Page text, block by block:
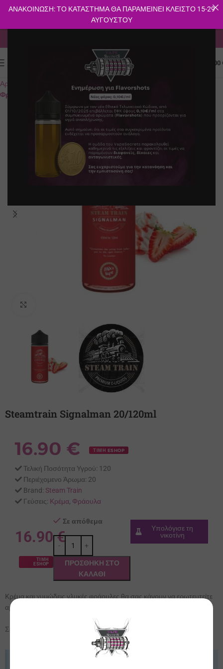
0.00
Αρχική σελίδα Υγρά Αναπλήρωσης
Φρούτα
Steamtrain Signalman 20/120ml
16.90 € ΤΙΜΗ ESHOP
Τελική Ποσότητα Υγρού: 120
Περιέχομενο Άρωμα: 20
Brand: Steam Train
Γεύσεις: Κρέμα, Φράουλα
16.90€
ΤΙΜΗ
ESHOP
Σε απόθεμα
ΠΡΟΣΘΉΚΗ ΣΤΟ
ΚΑΛΆΘΙ
Υπολόγισε τη
νικοτίνη
Kρέμα και χυμώδεις γλυκές φράουλες θα σας κάνουν να ερωτευτείτε
αμέσως!
Σας λέμε με σιγουριά.. ΔΕΝ έχετε δοκιμάσει κάτι καλύτερο!
ΑΝΑΚΟΙΝΩΣΗ: ΤΟ ΚΑΤΑΣΤΗΜΑ ΘΑ ΠΑΡΑΜΕΙΝΕΙ ΚΛΕΙΣΤΟ 15-29
ΑΥΓΟΥΣΤΟΥ